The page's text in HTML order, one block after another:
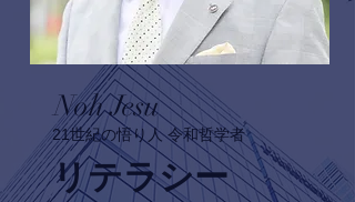
​Noh Jesu
​21世紀の悟り人 令和哲学者
リテラシー